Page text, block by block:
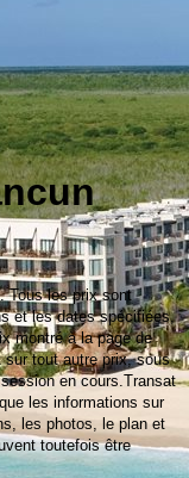
Tous les prix sont
et les dates spécifiées,
montré à la page de
sur tout autre prix, sous
en cours.Transat
les informations sur
les photos, le plan et
toutefois être